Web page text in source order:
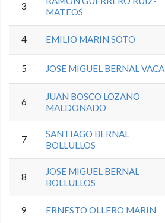
3
MATEOS
4 EMILIO MARIN SOTO
5 JOSE MIGUEL BERNAL VACA
6
JUAN BOSCO LOZANO
MALDONADO
7
SANTIAGO BERNAL
BOLLULLOS
8
JOSE MIGUEL BERNAL
BOLLULLOS
9 ERNESTO OLLERO MARIN